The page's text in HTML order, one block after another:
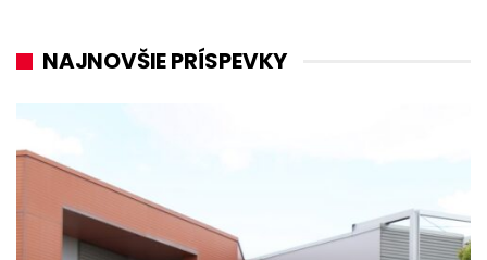
NAJNOVŠIE PRÍSPEVKY